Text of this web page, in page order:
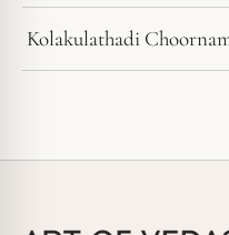
Kolakulathadi